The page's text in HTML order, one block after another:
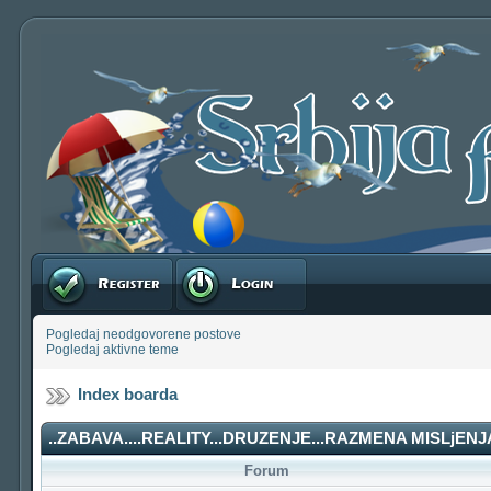
Registruj se Prijavite se
Pogledaj neodgovorene postove
Pogledaj aktivne teme
Index boarda
..ZABAVA....REALITY...DRUZENJE...RAZMENA
Forum